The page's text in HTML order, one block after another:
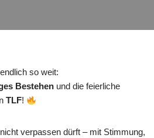
so weit:
Bestehen und die feierliche
TLF!
verpassen dürft – mit Stimmung,